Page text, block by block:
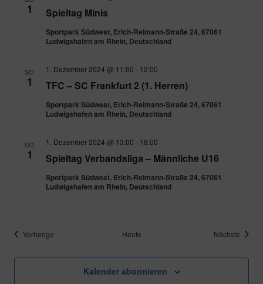
1 Spieltag Minis
Sportpark Südwest, Erich-Reimann-Straße 24, 67061
Ludwigshafen am Rhein, Deutschland
SO.
1 TFC – SC Frankfurt 2 (1. Herren)
1. Dezember 2024 @ 11:00 - 12:00
Sportpark Südwest, Erich-Reimann-Straße 24, 67061
Ludwigshafen am Rhein, Deutschland
SO.
1 Spieltag Verbandsliga – Männliche U16
1. Dezember 2024 @ 13:00 - 18:00
Sportpark Südwest, Erich-Reimann-Straße 24, 67061
Ludwigshafen am Rhein, Deutschland
Vorherige Heute Nächste
Kalender abonnieren